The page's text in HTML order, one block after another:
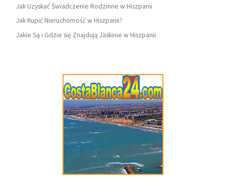
Jak Uzyskać Świadczenie Rodzinne w Hiszpanii
Jak Kupić Nieruchomość w Hiszpanii?
Jakie Są i Gdzie się Znajdują Jaskinie w Hiszpanii